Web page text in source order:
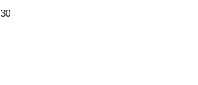
30